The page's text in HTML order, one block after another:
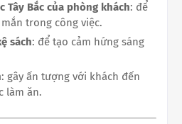
Tây Bắc của phòng khách: để
trong công việc.
sách: để tạo cảm hứng sáng
: gây ấn tượng với khách đến
làm ăn.